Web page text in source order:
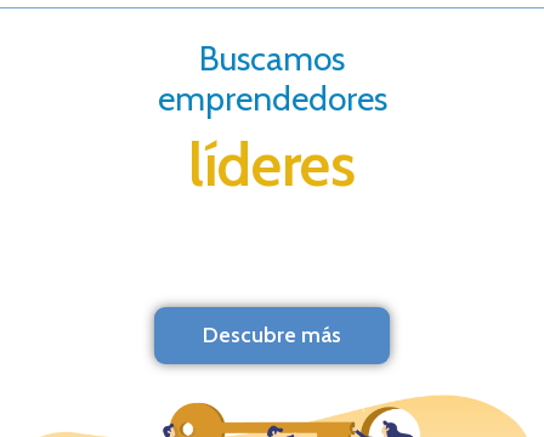
Buscamos
emprendedores
líderes
Descubre más